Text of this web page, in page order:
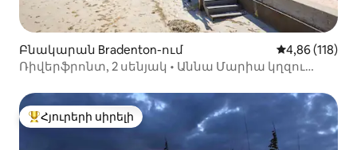
Բնակարան Bradenton-ում Միջին
4,86 (118)
Ռիվերֆրոնտ, 2 սենյակ • Աննա Մարիա կղզու
Հյուրերի սիրելի լավագույն տները
Հյուրերի սիրելի